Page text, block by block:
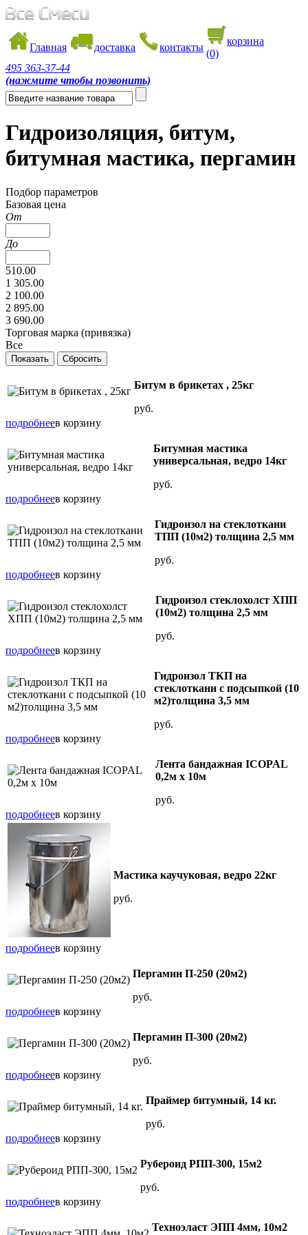
Главная доставка контакты
корзина
(0)
495 363-37-44
(нажмите чтобы позвонить)
Гидроизоляция, битум,
битумная мастика, пергамин
Подбор параметров
Базовая цена
От
До
510.00
1 305.00
2 100.00
2 895.00
3 690.00
Торговая марка (привязка)
Все
Битум в брикетах , 25кг
руб.
подробнеев корзину
Битумная мастика
универсальная, ведро 14кг
руб.
подробнеев корзину
Гидроизол на стеклоткани
ТПП (10м2) толщина 2,5 мм
руб.
подробнеев корзину
Гидроизол стеклохолст ХПП
(10м2) толщина 2,5 мм
руб.
подробнеев корзину
Гидроизол ТКП на
стеклоткани с подсыпкой (10
м2)толщина 3,5 мм
руб.
подробнеев корзину
Лента бандажная ICOPAL
0,2м х 10м
руб.
подробнеев корзину
Мастика каучуковая, ведро 22кг
руб.
подробнеев корзину
Пергамин П-250 (20м2)
руб.
подробнеев корзину
Пергамин П-300 (20м2)
руб.
подробнеев корзину
Праймер битумный, 14 кг.
руб.
подробнеев корзину
Рубероид РПП-300, 15м2
руб.
подробнеев корзину
Техноэласт ЭПП 4мм, 10м2